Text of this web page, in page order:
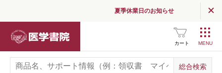
夏季休業日のお知らせ
カート